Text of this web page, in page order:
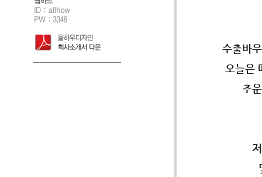
수출바
오늘은
추